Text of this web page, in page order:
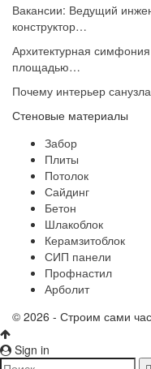
Вакансии: Ведущий
конструктор…
Архитектурная
площадью…
Почему интерьер
Стеновые материалы
Забор
Плиты
Потолок
Сайдинг
Бетон
Шлакоблок
Керамзитоблок
СИП панели
Профнастил
Арболит
© 2026 - Строим сами
Sign in